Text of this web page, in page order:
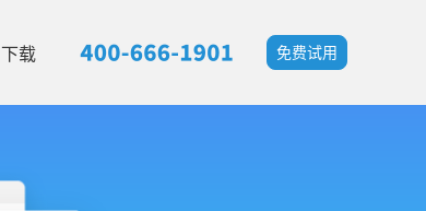
下载 免费试用